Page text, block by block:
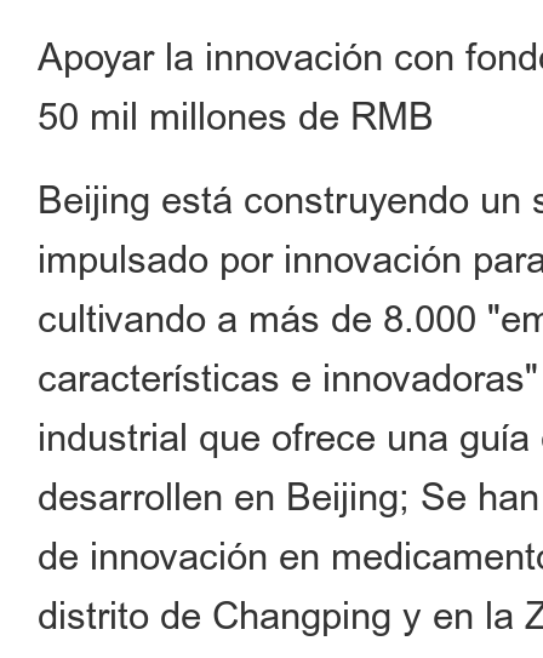
Apoyar la innovación con
50 mil millones de RMB
Beijing está construyendo
impulsado por innovación
cultivando a más de 8.000
características e
industrial que ofrece una
desarrollen en Beijing; Se
de innovación en
distrito de Changping y en la